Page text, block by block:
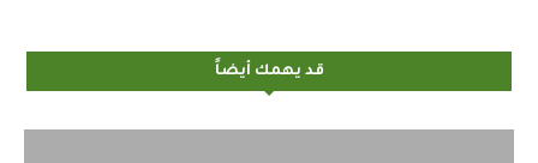
قد يهمك أيضاً